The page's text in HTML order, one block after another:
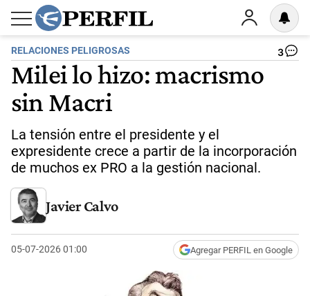
RELACIONES PELIGROSAS 3
Milei lo hizo: macrismo
sin Macri
La tensión entre el presidente y el
expresidente crece a partir de la incorporación
de muchos ex PRO a la gestión nacional.
Javier Calvo
05-07-2026 01:00 Agregar PERFIL en Google